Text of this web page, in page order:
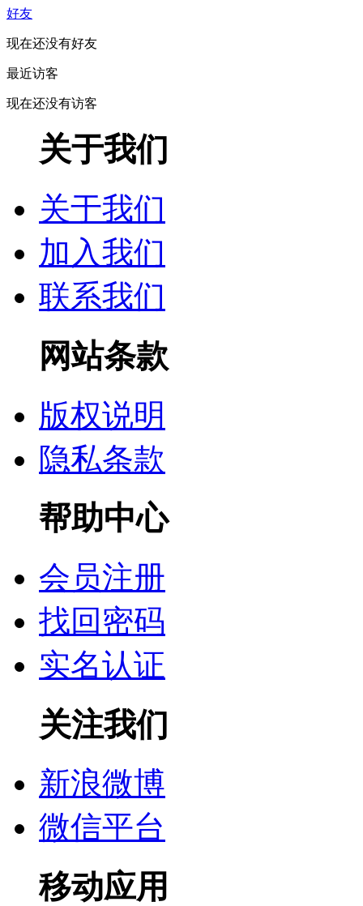
好友
现在还没有好友
最近访客
现在还没有访客
关于我们
关于我们
加入我们
联系我们
网站条款
版权说明
隐私条款
帮助中心
会员注册
找回密码
实名认证
关注我们
新浪微博
微信平台
移动应用